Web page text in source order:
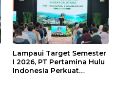
Lampaui Target Semester
I 2026, PT Pertamina Hulu
Indonesia Perkuat